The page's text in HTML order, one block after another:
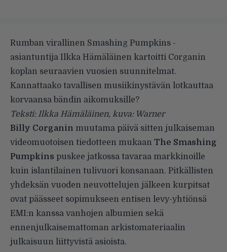
Rumban virallinen Smashing Pumpkins -
asiantuntija Ilkka Hämäläinen kartoitti Corganin
koplan seuraavien vuosien suunnitelmat.
Kannattaako tavallisen musiikinystävän lotkauttaa
korvaansa bändin aikomuksille?
Teksti: Ilkka Hämäläinen, kuva: Warner
Billy Corganin muutama päivä sitten julkaiseman
videomuotoisen tiedotteen mukaan The Smashing
Pumpkins puskee jatkossa tavaraa markkinoille
kuin islantilainen tulivuori konsanaan. Pitkällisten
yhdeksän vuoden neuvottelujen jälkeen kurpitsat
ovat päässeet sopimukseen entisen levy-yhtiönsä
EMI:n kanssa vanhojen albumien sekä
ennenjulkaisemattoman arkistomateriaalin
julkaisuun liittyvistä asioista.